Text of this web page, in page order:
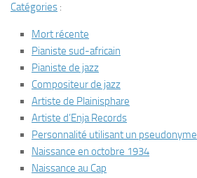
Catégories :
Mort récente
Pianiste sud-africain
Pianiste de jazz
Compositeur de jazz
Artiste de Plainisphare
Artiste d’Enja Records
Personnalité utilisant un pseudonyme
Naissance en octobre 1934
Naissance au Cap